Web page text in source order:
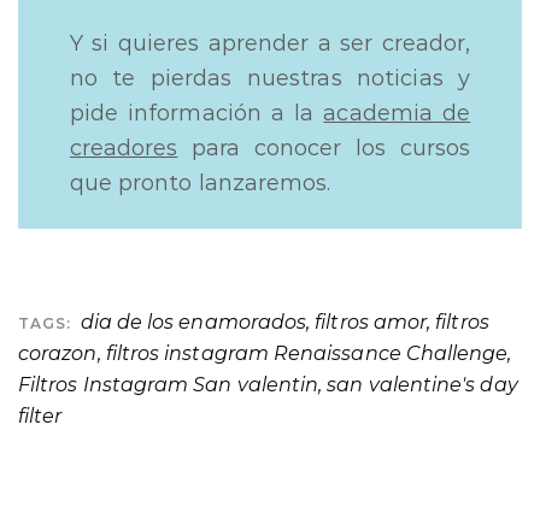
Y si quieres aprender a ser creador,
no te pierdas nuestras noticias y
pide información a laacademia de
creadores para conocer los cursos
que pronto lanzaremos.
TAGS: dia de los enamorados, filtros amor, filtros
corazon, filtros instagram Renaissance Challenge,
Filtros Instagram San valentin,san valentine's day
filter